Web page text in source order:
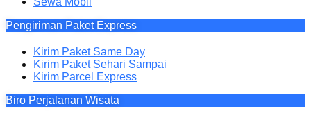
Pengiriman Paket Express
Kirim Paket Same Day
Kirim Paket Sehari Sampai
Kirim Parcel Express
Biro Perjalanan Wisata